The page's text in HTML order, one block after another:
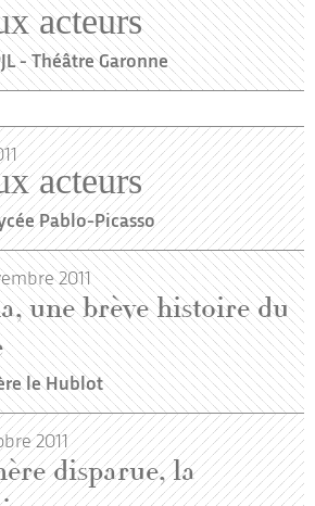
acteurs
- Théâtre Garonne
acteurs
Pablo-Picasso
2011
une brève histoire du
le Hublot
2011
disparue, la